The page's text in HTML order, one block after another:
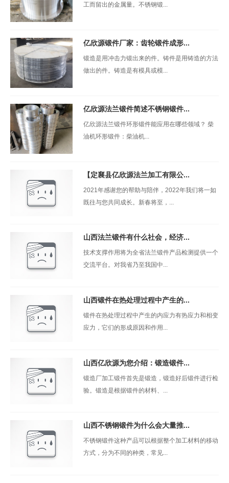
工而留出的金属量。不锈钢锻...
亿欣源锻件厂家：齿轮锻件成形...
锻造是用冲击力锻出来的件。铸件是用铸造的方法
做出的件。铸造是有模具或模...
亿欣源法兰锻件简述不锈钢锻件...
亿欣源法兰锻件环形锻件能应用在哪些领域？ 柴
油机环形锻件：柴油机...
【定襄县亿欣源法兰加工有限公...
2021年感谢您的帮助与陪伴，2022年我们将一如
既往与您共同成长。新春将至，...
山西法兰锻件有什么社会，经济...
技术支撑作用将为全省法兰锻件产品检测提供一个
交流平台。对我省乃至我国中...
山西锻件在热处理过程中产生的...
锻件在热处理过程中产生的内应力有热应力和相变
应力，它们的形成原因和作用...
山西亿欣源为您介绍：锻造锻件...
锻造厂加工锻件首先是锻造，锻造好后锻件进行检
验。锻造是根据锻件的材料、...
山西不锈钢锻件为什么会大量推...
不锈钢锻件这种产品可以根据整个加工材料的移动
方式，分为不同的种类，常见...